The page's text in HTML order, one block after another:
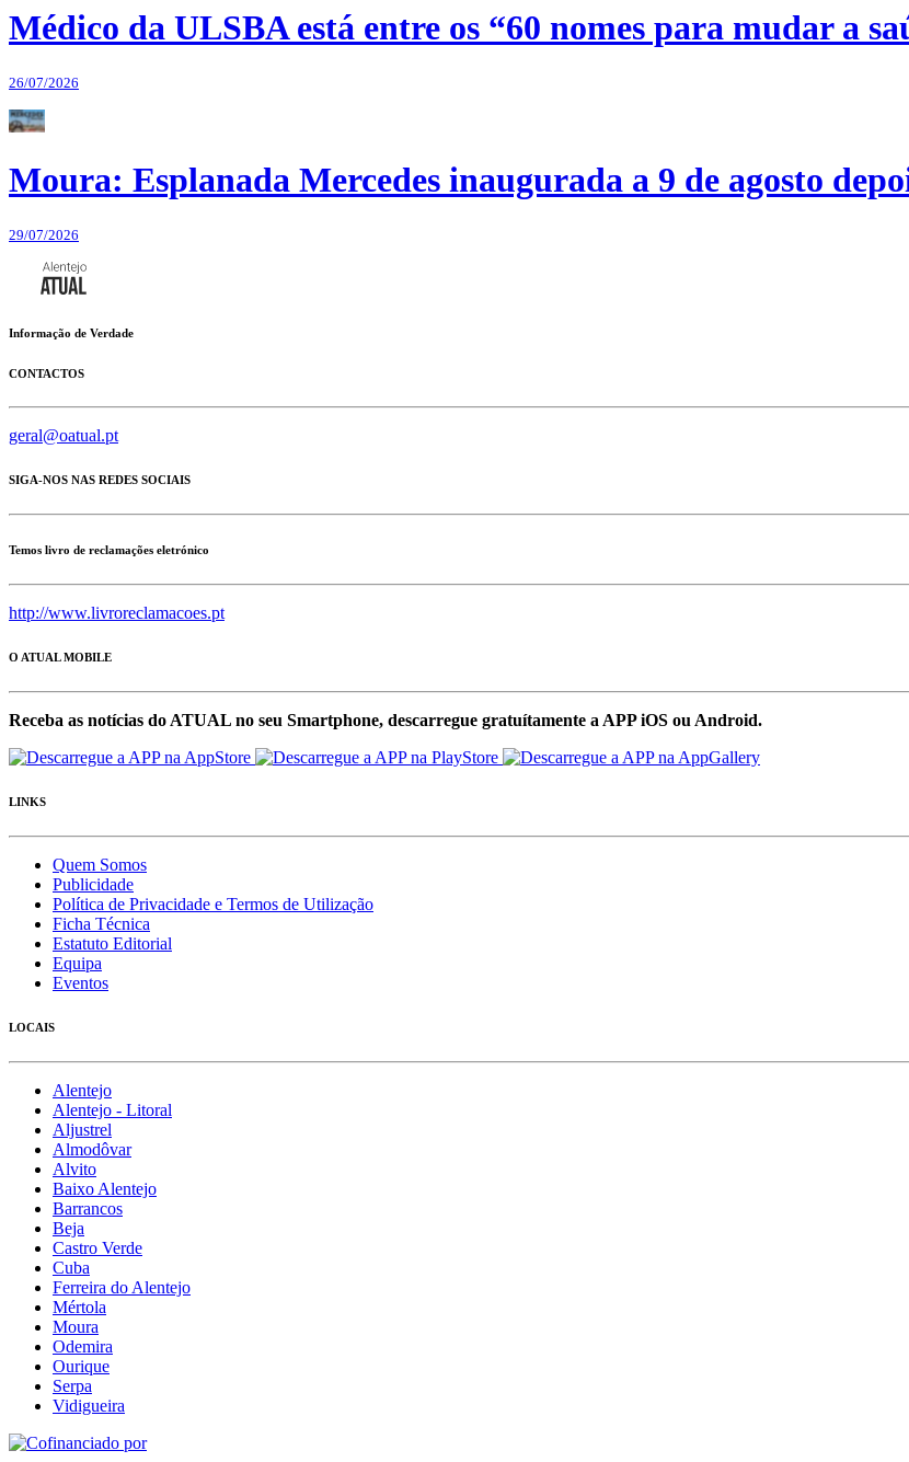
Médico da ULSBA está entre os “60 nomes para mudar a
26/07/2026
Moura: Esplanada Mercedes inaugurada a 9 de agosto
29/07/2026
Informação de Verdade
CONTACTOS
geral@oatual.pt
SIGA-NOS NAS REDES SOCIAIS
Temos livro de reclamações eletrónico
http://www.livroreclamacoes.pt
O ATUAL MOBILE
Receba as notícias do ATUAL no seu Smartphone, descarregue gratuítamente a APP iOS ou Android.
LINKS
Quem Somos
Publicidade
Política de Privacidade e Termos de Utilização
Ficha Técnica
Estatuto Editorial
Equipa
Eventos
LOCAIS
Alentejo
Alentejo - Litoral
Aljustrel
Almodôvar
Alvito
Baixo Alentejo
Barrancos
Beja
Castro Verde
Cuba
Ferreira do Alentejo
Mértola
Moura
Odemira
Ourique
Serpa
Vidigueira